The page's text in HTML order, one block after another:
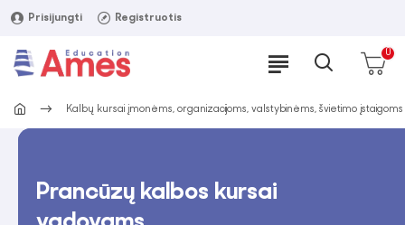
Prisijungti Registruotis
0
Kalbų kursai įmonėms, organizacijoms, valstybinėms, švietimo įstaigoms
Prancūzų kalbos kursai